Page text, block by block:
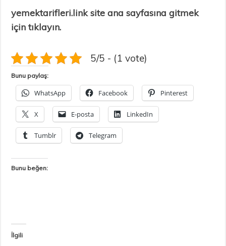
yemektarifleri.link site ana sayfasına gitmek
için tıklayın.
5/5 - (1 vote)
Bunu paylaş:
WhatsApp Facebook Pinterest
X E-posta LinkedIn
Tumblr Telegram
Bunu beğen:
İlgili